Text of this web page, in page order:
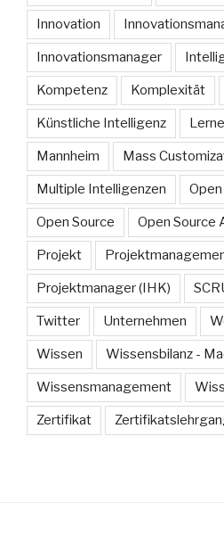
Innovation
Innovationsmanager
Kompetenz Komplexität
Künstliche Intelligenz
Mannheim Mass
Multiple Intelligenzen
Open Source Open Source
Projekt
Projektmanager (IHK)
Twitter Unternehmen
Wissen Wissensbilanz -
Wissensmanagement
Zertifikat